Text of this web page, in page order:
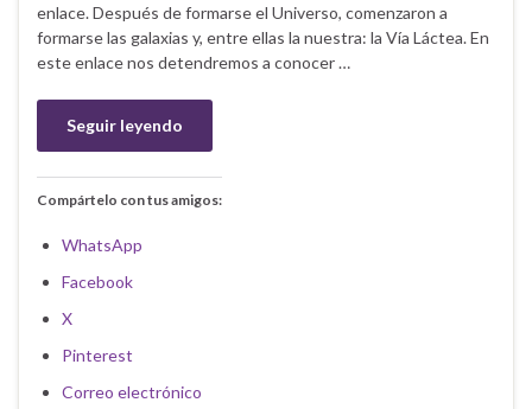
enlace. Después de formarse el Universo, comenzaron a
formarse las galaxias y, entre ellas la nuestra: la Vía Láctea. En
este enlace nos detendremos a conocer …
Seguir leyendo
Compártelo con tus amigos:
WhatsApp
Facebook
X
Pinterest
Correo electrónico